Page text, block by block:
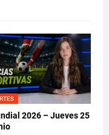
2026 – Jueves 25